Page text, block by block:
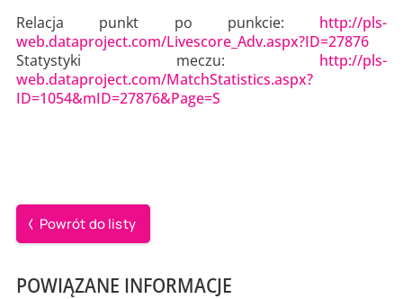
Relacja punkt po punkcie: http://pls-
web.dataproject.com/Livescore_Adv.aspx?ID=27876
Statystyki meczu: http://pls-
web.dataproject.com/MatchStatistics.aspx?
ID=1054&mID=27876&Page=S
Powrót do listy
POWIĄZANE INFORMACJE